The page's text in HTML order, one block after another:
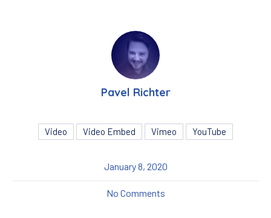
Pavel Richter
Video Video Embed Vimeo YouTube
January 8, 2020
No Commentson How to Enjoy a